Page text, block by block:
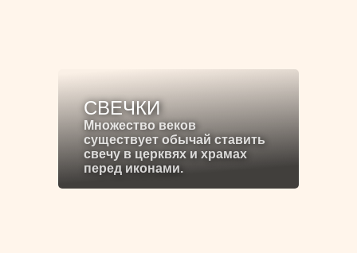
СВЕЧКИ
Множество веков
существует обычай ставить
свечу в церквях и храмах
перед иконами.